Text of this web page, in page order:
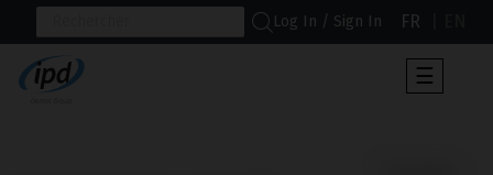
Log In / Sign In FR
Toggle
☰